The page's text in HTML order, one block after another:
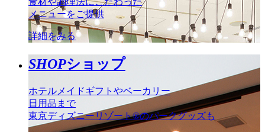
メニューをご提供
詳細をみる
SHOPショップ
ホテルメイドギフトやベーカリー
日用品まで
東京ディズニーリゾート®のパークグッズも